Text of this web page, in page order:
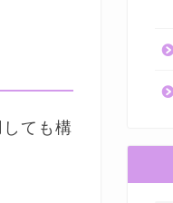
ても構